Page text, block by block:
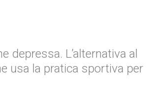
depressa. L’alternativa al
usa la pratica sportiva per